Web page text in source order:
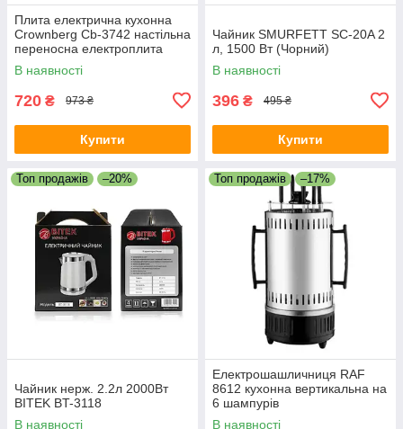
Плита електрична кухонна
Crownberg Cb-3742 настільна
переносна електроплита
В наявності
720 ₴ 973 ₴
Купити
Чайник SMURFETT SC-20A 2
л, 1500 Вт (Чорний)
В наявності
396 ₴ 495 ₴
Купити
Топ продажів –20%
Чайник нерж. 2.2л 2000Вт
BITEK BT-3118
В наявності
Топ продажів –17%
Електрошашличниця RAF
8612 кухонна вертикальна на
6 шампурів
В наявності